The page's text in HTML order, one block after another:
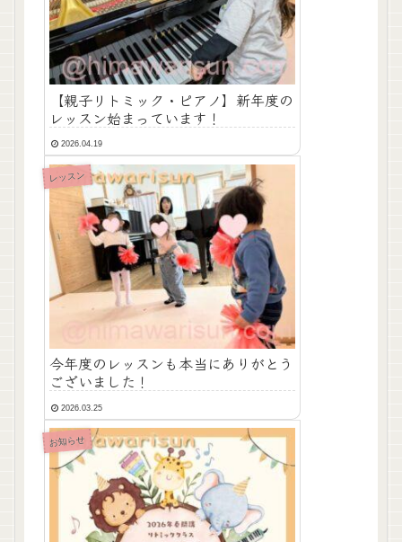
【親子リトミック・ピアノ】新年度の
レッスン始まっています！
2026.04.19
レッスン
今年度のレッスンも本当にありがとう
ございました！
2026.03.25
お知らせ